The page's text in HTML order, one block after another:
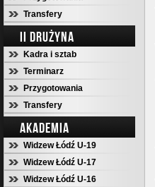
Transfery
II DRUŻYNA
Kadra i sztab
Terminarz
Przygotowania
Transfery
AKADEMIA
Widzew Łódź U-19
Widzew Łódź U-17
Widzew Łódź U-16